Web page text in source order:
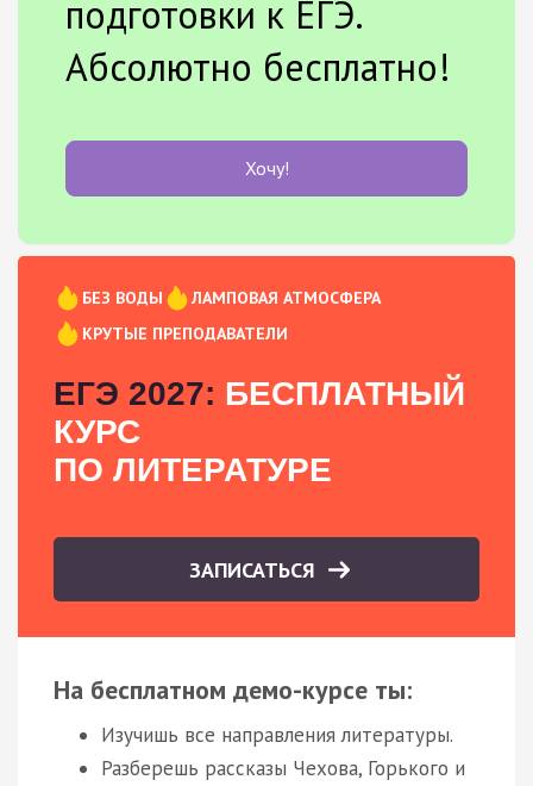
подготовки к ЕГЭ.
Абсолютно бесплатно!
Хочу!
БЕЗ ВОДЫ
ЛАМПОВАЯ АТМОСФЕРА
КРУТЫЕ ПРЕПОДАВАТЕЛИ
ЕГЭ 2027: БЕСПЛАТНЫЙ
КУРС
ПО ЛИТЕРАТУРЕ
ЗАПИСАТЬСЯ
На бесплатном демо-курсе ты:
Изучишь все направления литературы.
Разберешь рассказы Чехова, Горького и